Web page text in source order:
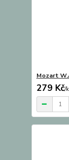
Mozart
279 Kč/